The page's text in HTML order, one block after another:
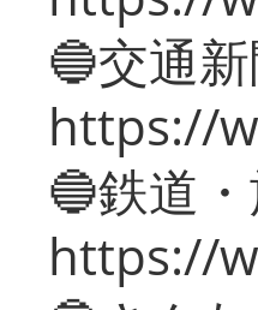
🔵交通
https://
🔵鉄道
https://